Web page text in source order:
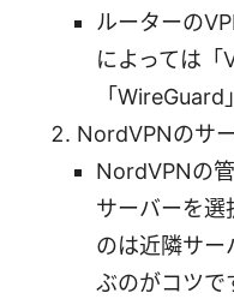
ルーターの
によっては「
「WireGuard
NordVPNのサ
NordVPNの
サーバーを選
のは近隣サー
ぶのがコツで